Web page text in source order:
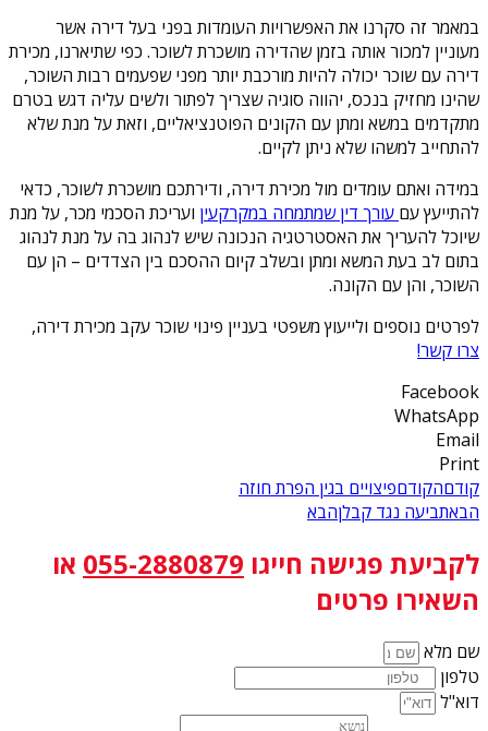
במאמר זה סקרנו את האפשרויות העומדות בפני בעל דירה אשר
מעוניין למכור אותה בזמן שהדירה מושכרת לשוכר. כפי שתיארנו, מכירת
דירה עם שוכר יכולה להיות מורכבת יותר מפני שפעמים רבות השוכר,
שהינו מחזיק בנכס, יהווה סוגיה שצריך לפתור ולשים עליה דגש בטרם
מתקדמים במשא ומתן עם הקונים הפוטנציאליים, וזאת על מנת שלא
להתחייב למשהו שלא ניתן לקיים.
במידה ואתם עומדים מול מכירת דירה, ודירתכם מושכרת לשוכר, כדאי
להתייעץ עם עורך דין שמתמחה במקרקעין ועריכת הסכמי מכר, על מנת
שיוכל להעריך את האסטרטגיה הנכונה שיש לנהוג בה על מנת לנהוג
בתום לב בעת המשא ומתן ובשלב קיום ההסכם בין הצדדים – הן עם
השוכר, והן עם הקונה.
לפרטים נוספים ולייעוץ משפטי בעניין פינוי שוכר עקב מכירת דירה,
צרו קשר!
Facebook
WhatsApp
Email
Print
קודםהקודםפיצויים בגין הפרת חוזה
הבאתביעה נגד קבלןהבא
לקביעת פגישה חייגו 055-2880879 או
השאירו פרטים
שם מלא
טלפון
דוא"ל